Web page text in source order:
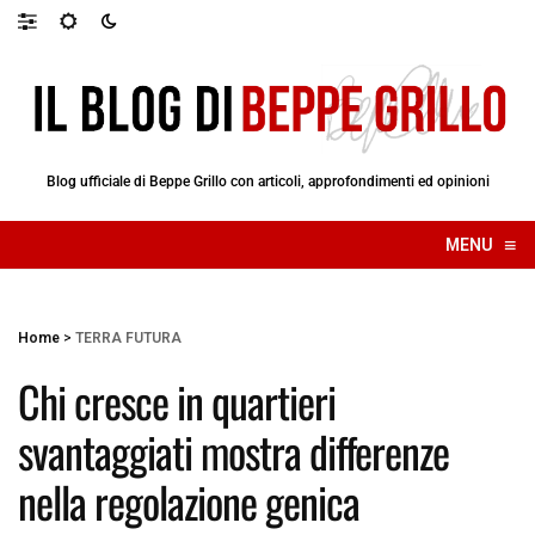
Blog ufficiale di Beppe Grillo con articoli, approfondimenti ed opinioni
MENU ≡
☰
Home > TERRA FUTURA
Chi cresce in quartieri
svantaggiati mostra differenze
nella regolazione genica